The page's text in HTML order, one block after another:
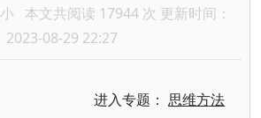
小 本文共阅读 17944 次 更新时间：
2023-08-29 22:27
进入专题：思维方法